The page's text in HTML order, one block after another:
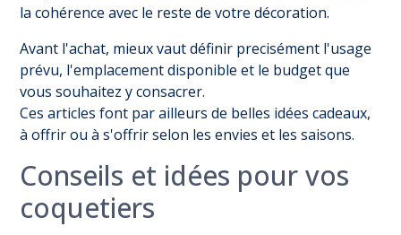
la cohérence avec le reste de votre décoration.
Avant l'achat, mieux vaut définir precisément l'usage
prévu, l'emplacement disponible et le budget que
vous souhaitez y consacrer.
Ces articles font par ailleurs de belles idées cadeaux,
à offrir ou à s'offrir selon les envies et les saisons.
Conseils et idées pour vos
coquetiers